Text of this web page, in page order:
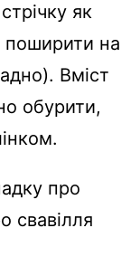
як
поширити на
Вміст
обурити,
про
свавілля